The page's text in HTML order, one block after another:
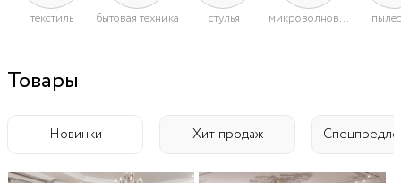
текстиль бытовая техника стулья микроволновые печи
Товары
Новинки Хит продаж